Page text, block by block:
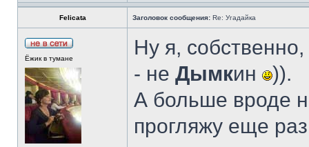
Felicata Заголовок сообщения: Re: Угадайка
Ёжик в тумане
Ну я,
- не Дымкин
)).
А больше вроде
прогляжу еще